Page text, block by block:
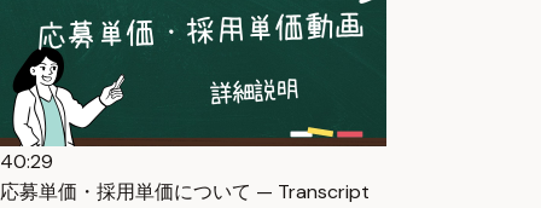
40:29
応募単価・採用単価について — Transcript